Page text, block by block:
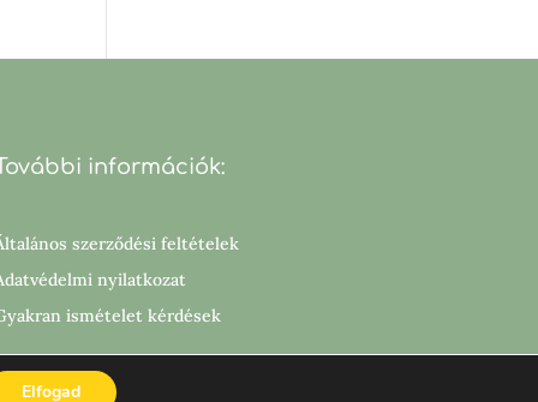
információk:
szerződési feltételek
nyilatkozat
ismételet kérdések
Elfogad